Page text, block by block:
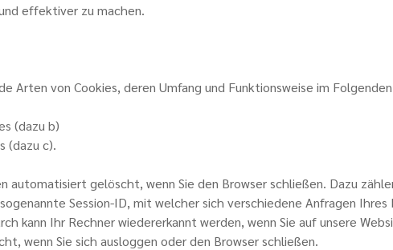
effektiver zu machen.
Arten von Cookies, deren Umfang und Funktionsweise im
b)
c).
automatisiert gelöscht, wenn Sie den Browser schließen. Dazu
Session-ID, mit welcher sich verschiedene Anfragen Ihres
kann Ihr Rechner wiedererkannt werden, wenn Sie auf unsere
wenn Sie sich ausloggen oder den Browser schließen.